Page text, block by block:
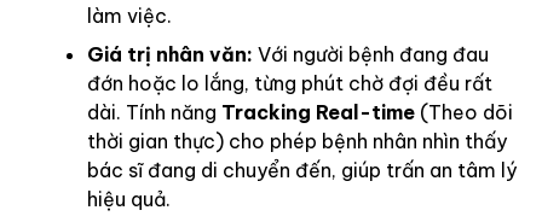
làm việc.
Giá trị nhân văn: Với người bệnh đang đau
đớn hoặc lo lắng, từng phút chờ đợi đều rất
dài. Tính năng Tracking Real-time (Theo dõi
thời gian thực) cho phép bệnh nhân nhìn thấy
bác sĩ đang di chuyển đến, giúp trấn an tâm lý
hiệu quả.